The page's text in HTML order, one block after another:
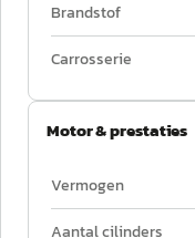
Brandstof
Carrosserie
Motor & prestaties
Vermogen
Aantal cilinders